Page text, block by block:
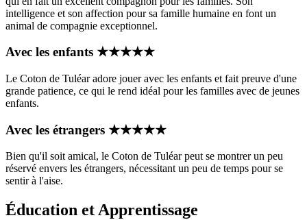
intelligence et son affection pour sa famille humaine en font un
animal de compagnie exceptionnel.
Avec les enfants ★★★★★
Le Coton de Tuléar adore jouer avec les enfants et fait preuve d'une
grande patience, ce qui le rend idéal pour les familles avec de jeunes
enfants.
Avec les étrangers ★★★★★
Bien qu'il soit amical, le Coton de Tuléar peut se montrer un peu
réservé envers les étrangers, nécessitant un peu de temps pour se
sentir à l'aise.
Éducation et Apprentissage